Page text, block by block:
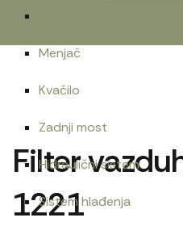
Menjač
Kvačilo
Zadnji most
Hidraulični sistem
Sistem hlađenja
Filter
1221